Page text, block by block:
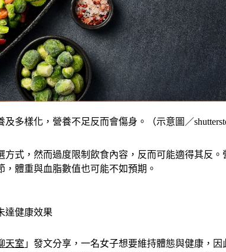
多樣化，營養不足反而會傷身。（示意圖／
式，然而過度限制飲食內容，反而可能適得其反
體重與血脂數值也可能不如預期。
達健康效果
天室 」發文分享，一名女子想要維持體態與健康，